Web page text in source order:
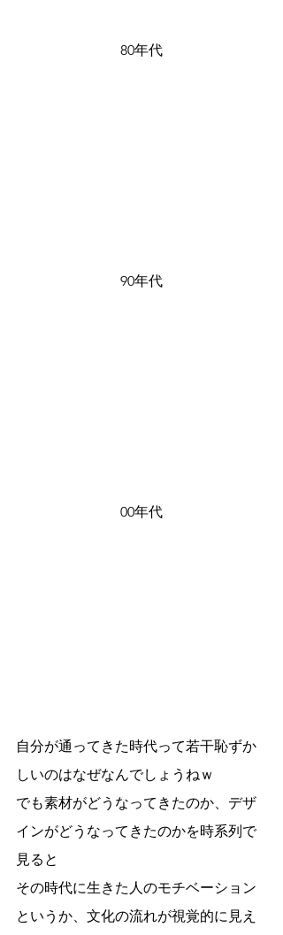
80年代
90年代
00年代
自分が通ってきた時代って若干恥ずか
しいのはなぜなんでしょうねｗ
でも素材がどうなってきたのか、デザ
インがどうなってきたのかを時系列で
見ると
その時代に生きた人のモチベーション
というか、文化の流れが視覚的に見え